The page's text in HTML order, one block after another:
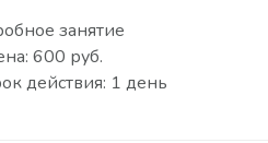
занятие
600 руб.
действия: 1 день